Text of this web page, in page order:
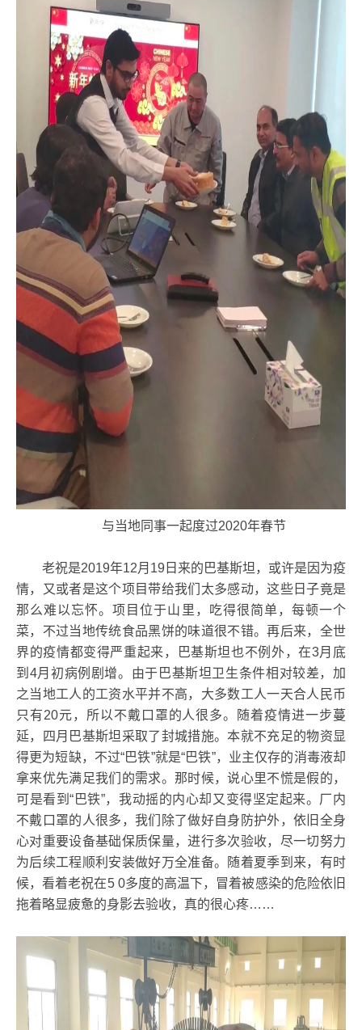
与当地同事一起度过2020年春节
老祝是2019年12月19日来的巴基斯坦，或许是因为疫
情，又或者是这个项目带给我们太多感动，这些日子竟是
那么难以忘怀。项目位于山里，吃得很简单，每顿一个
菜，不过当地传统食品黑饼的味道很不错。再后来，全世
界的疫情都变得严重起来，巴基斯坦也不例外，在3月底
到4月初病例剧增。由于巴基斯坦卫生条件相对较差，加
之当地工人的工资水平并不高，大多数工人一天合人民币
只有20元，所以不戴口罩的人很多。随着疫情进一步蔓
延，四月巴基斯坦采取了封城措施。本就不充足的物资显
得更为短缺，不过“巴铁”就是“巴铁”，业主仅存的消毒液却
拿来优先满足我们的需求。那时候，说心里不慌是假的，
可是看到“巴铁”，我动摇的内心却又变得坚定起来。厂内
不戴口罩的人很多，我们除了做好自身防护外，依旧全身
心对重要设备基础保质保量，进行多次验收，尽一切努力
为后续工程顺利安装做好万全准备。随着夏季到来，有时
候，看着老祝在5 0多度的高温下，冒着被感染的危险依旧
拖着略显疲惫的身影去验收，真的很心疼……